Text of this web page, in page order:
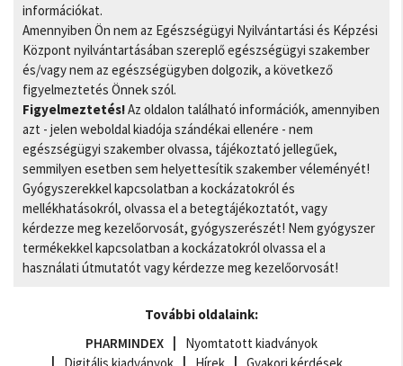
információkat.
Amennyiben Ön nem az Egészségügyi Nyilvántartási és Képzési
Központ nyilvántartásában szereplő egészségügyi szakember
és/vagy nem az egészségügyben dolgozik, a következő
figyelmeztetés Önnek szól.
Figyelmeztetés!Az oldalon található információk, amennyiben
azt - jelen weboldal kiadója szándékai ellenére - nem
egészségügyi szakember olvassa, tájékoztató jellegűek,
semmilyen esetben sem helyettesítik szakember véleményét!
Gyógyszerekkel kapcsolatban a kockázatokról és
mellékhatásokról, olvassa el a betegtájékoztatót, vagy
kérdezze meg kezelőorvosát, gyógyszerészét! Nem gyógyszer
termékekkel kapcsolatban a kockázatokról olvassa el a
használati útmutatót vagy kérdezze meg kezelőorvosát!
További oldalaink:
PHARMINDEX
Nyomtatott kiadványok